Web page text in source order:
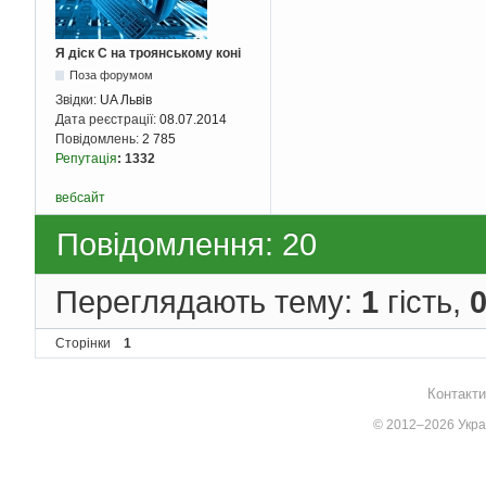
Я діск С на троянському коні
Поза форумом
Звідки: UA Львів
Дата реєстрації: 08.07.2014
Повідомлень: 2 785
Репутація: 1332
вебсайт
Повідомлення: 20
Переглядають тему: 1 гість, 0
Сторінки 1
© 2012–2026